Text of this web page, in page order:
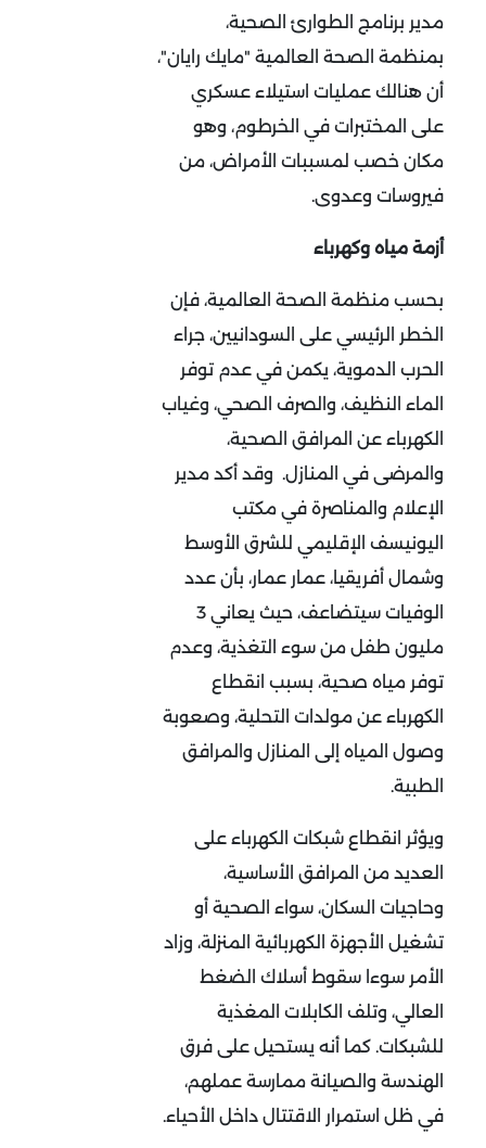
مدير برنامج الطوارئ الصحية،
بمنظمة الصحة العالمية "مايك رايان"،
أن هنالك عمليات استيلاء عسكري
على المختبرات في الخرطوم، وهو
مكان خصب لمسببات الأمراض، من
فيروسات وعدوى.
أزمة مياه وكهرباء
بحسب منظمة الصحة العالمية، فإن
الخطر الرئيسي على السودانيين، جراء
الحرب الدموية، يكمن في عدم توفر
الماء النظيف، والصرف الصحي، وغياب
الكهرباء عن المرافق الصحية،
والمرضى في المنازل. وقد أكد مدير
الإعلام والمناصرة في مكتب
اليونيسف الإقليمي للشرق الأوسط
وشمال أفريقيا، عمار عمار، بأن عدد
الوفيات سيتضاعف، حيث يعاني 3
مليون طفل من سوء التغذية، وعدم
توفر مياه صحية، بسبب انقطاع
الكهرباء عن مولدات التحلية، وصعوبة
وصول المياه إلى المنازل والمرافق
الطبية.
ويؤثر انقطاع شبكات الكهرباء على
العديد من المرافق الأساسية،
وحاجيات السكان، سواء الصحية أو
تشغيل الأجهزة الكهربائية المنزلة، وزاد
الأمر سوءا سقوط أسلاك الضغط
العالي، وتلف الكابلات المغذية
للشبكات. كما أنه يستحيل على فرق
الهندسة والصيانة ممارسة عملهم،
في ظل استمرار الاقتتال داخل الأحياء.